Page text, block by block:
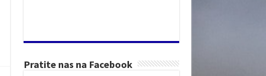
Pratite nas na Facebook